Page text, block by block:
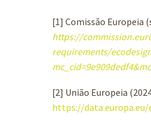
[1] Comissão Europeia
https://
requirements/
[2] União Europeia
https://